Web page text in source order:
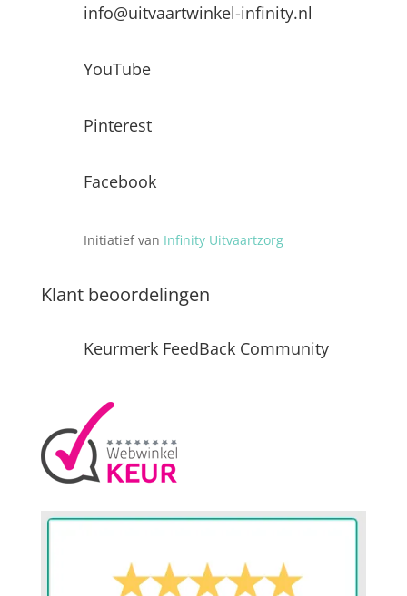
info@uitvaartwinkel-infinity.nl
YouTube
Pinterest
Facebook
Initiatief van Infinity Uitvaartzorg
Klant beoordelingen
Keurmerk FeedBack Community